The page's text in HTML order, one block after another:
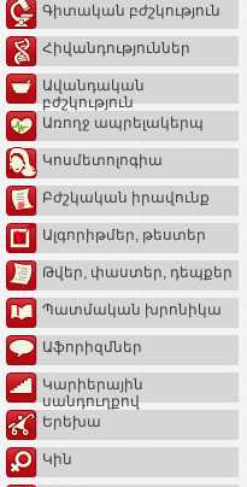
Գիտական բժշկություն
Հիվանդություններ
Ավանդական
բժշկություն
Առողջ ապրելակերպ
Կոսմետոլոգիա
Բժշկական իրավունք
Ալգորիթմեր, թեստեր
Թվեր, փաստեր, դեպքեր
Պատմական խրոնիկա
Աֆորիզմներ
Կարիերային
սանդուղքով
Երեխա
Կին